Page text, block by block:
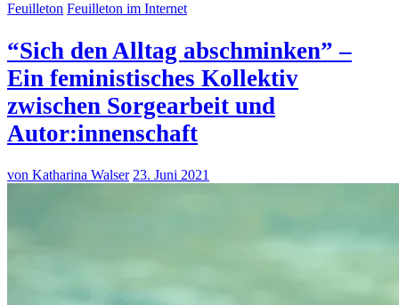
Feuilleton Feuilleton im Internet
“Sich den Alltag abschminken” –
Ein feministisches Kollektiv
zwischen Sorgearbeit und
Autor:innenschaft
von Katharina Walser 23. Juni 2021